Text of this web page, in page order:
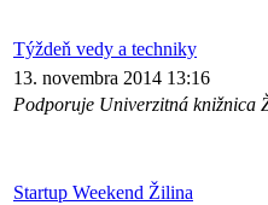
Týždeň vedy a techniky
13. novembra 2014 13:16
Podporuje Univerzitná knižnica
Startup Weekend Žilina